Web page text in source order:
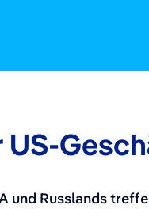
US-
Russlands